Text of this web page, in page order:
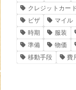
クレジットカー
ビザ
マイル
時期
服装
準備
物価
移動手段
費